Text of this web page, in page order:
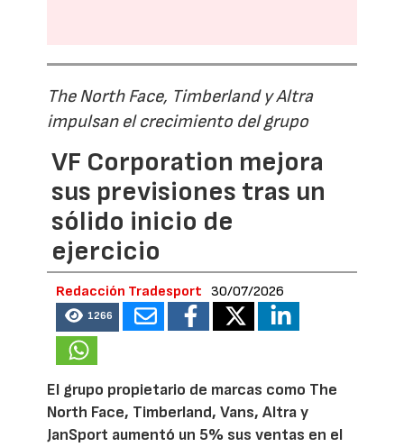
The North Face, Timberland y Altra
impulsan el crecimiento del grupo
VF Corporation mejora
sus previsiones tras un
sólido inicio de
ejercicio
Redacción Tradesport 30/07/2026
1266
El grupo propietario de marcas como The
North Face, Timberland, Vans, Altra y
JanSport aumentó un 5% sus ventas en el